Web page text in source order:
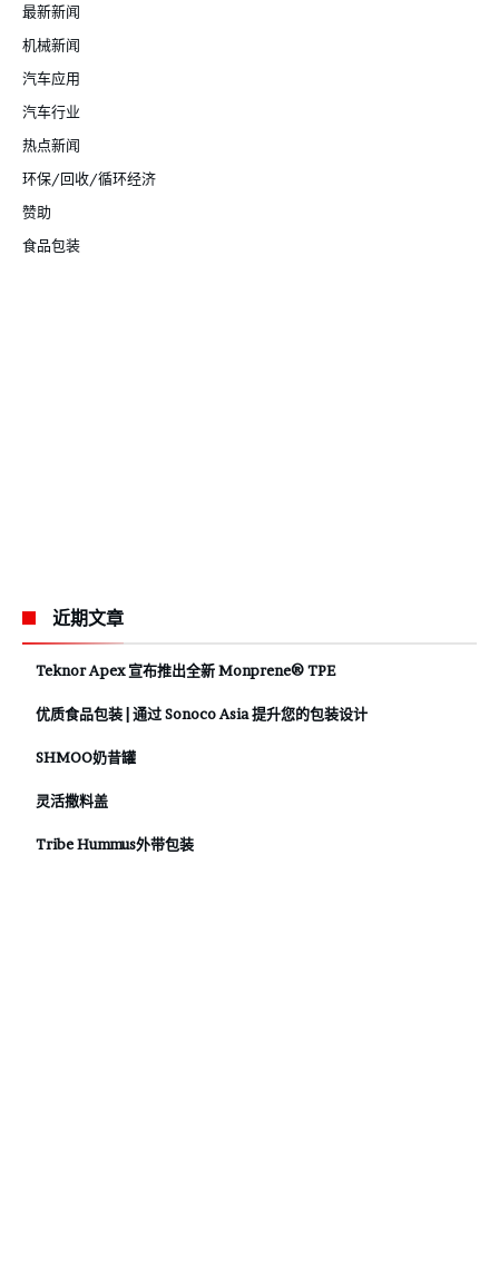
最新新闻
机械新闻
汽车应用
汽车行业
热点新闻
环保/回收/循环经济
赞助
食品包装
近期文章
Teknor Apex 宣布推出全新 Monprene® TPE
优质食品包装 | 通过 Sonoco Asia 提升您的包装设计
SHMOO奶昔罐
灵活撒料盖
Tribe Hummus外带包装